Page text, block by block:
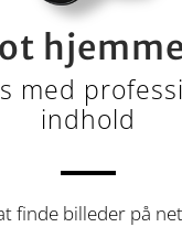
med
indhold
finde bille­der på